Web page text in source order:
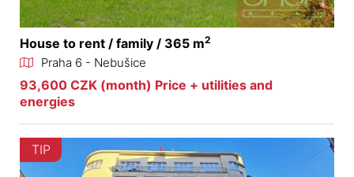
House to rent / family / 365 m2
Praha 6 - Nebušice
93,600 CZK (month) Price + utilities and
energies
TIP